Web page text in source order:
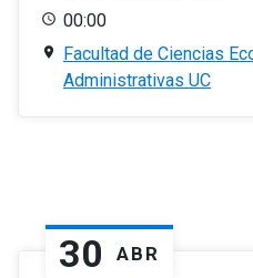
00:00
Facultad de Ciencias
Administrativas UC
30 ABR